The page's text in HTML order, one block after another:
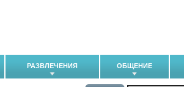
РАЗВЛЕЧЕНИЯ ОБЩЕНИЕ